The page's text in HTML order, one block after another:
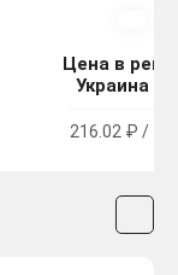
Цена в
Украина
216.02 ₽ /